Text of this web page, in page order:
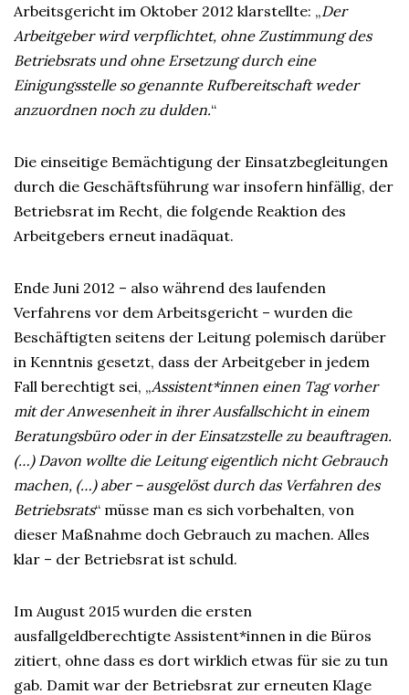
Arbeitsgericht im Oktober 2012 klarstellte: „Der
Arbeitgeber wird verpflichtet, ohne Zustimmung des
Betriebsrats und ohne Ersetzung durch eine
Einigungsstelle so genannte Rufbereitschaft weder
anzuordnen noch zu dulden.“
Die einseitige Bemächtigung der Einsatzbegleitungen
durch die Geschäftsführung war insofern hinfällig, der
Betriebsrat im Recht, die folgende Reaktion des
Arbeitgebers erneut inadäquat.
Ende Juni 2012 – also während des laufenden
Verfahrens vor dem Arbeitsgericht – wurden die
Beschäftigten seitens der Leitung polemisch darüber
in Kenntnis gesetzt, dass der Arbeitgeber in jedem
Fall berechtigt sei, „Assistent*innen einen Tag vorher
mit der Anwesenheit in ihrer Ausfallschicht in einem
Beratungsbüro oder in der Einsatzstelle zu beauftragen.
(…) Davon wollte die Leitung eigentlich nicht Gebrauch
machen, (…) aber – ausgelöst durch das Verfahren des
Betriebsrats“ müsse man es sich vorbehalten, von
dieser Maßnahme doch Gebrauch zu machen. Alles
klar – der Betriebsrat ist schuld.
Im August 2015 wurden die ersten
ausfallgeldberechtigte Assistent*innen in die Büros
zitiert, ohne dass es dort wirklich etwas für sie zu tun
gab. Damit war der Betriebsrat zur erneuten Klage